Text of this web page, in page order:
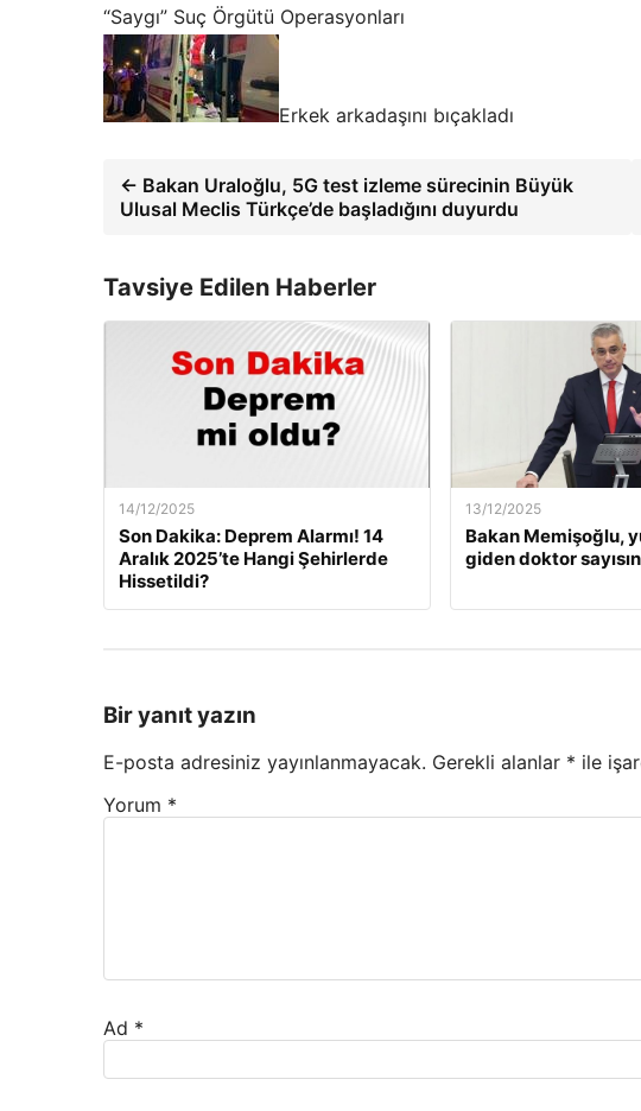
“Saygı” Suç Örgütü Operasyonları
Erkek arkadaşını bıçakladı
← Bakan Uraloğlu, 5G test izleme sürecinin Büyük
Ulusal Meclis Türkçe’de başladığını duyurdu
Tavsiye Edilen Haberler
14/12/2025
Son Dakika: Deprem Alarmı! 14
Aralık 2025’te Hangi Şehirlerde
Hissetildi?
13/12/2025
Bakan Memişoğlu,
giden doktor
Bir yanıt yazın
E-posta adresiniz yayınlanmayacak. Gerekli alanlar * ile
Yorum *
Ad *